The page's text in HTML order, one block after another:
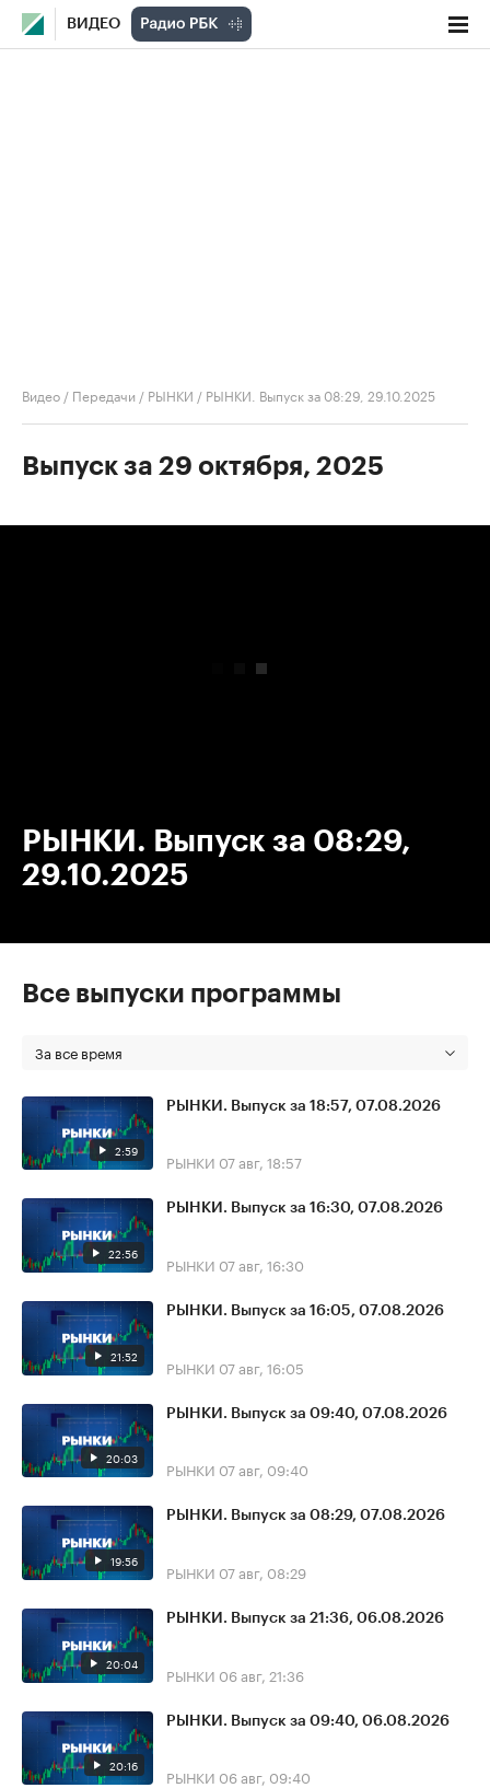
ВИДЕО
Видео / Передачи / РЫНКИ / РЫНКИ. Выпуск за 08:29, 29.10.2025
Выпуск за 29 октября, 2025
РЫНКИ. Выпуск за 08:29,
29.10.2025
Все выпуски программы
За все время
2:59
РЫНКИ. Выпуск за 18:57, 07.08.2026
РЫНКИ 07 авг, 18:57
22:56
РЫНКИ. Выпуск за 16:30, 07.08.2026
РЫНКИ 07 авг, 16:30
21:52
РЫНКИ. Выпуск за 16:05, 07.08.2026
РЫНКИ 07 авг, 16:05
20:03
РЫНКИ. Выпуск за 09:40, 07.08.2026
РЫНКИ 07 авг, 09:40
19:56
РЫНКИ. Выпуск за 08:29, 07.08.2026
РЫНКИ 07 авг, 08:29
20:04
РЫНКИ. Выпуск за 21:36, 06.08.2026
РЫНКИ 06 авг, 21:36
20:16
РЫНКИ. Выпуск за 09:40, 06.08.2026
РЫНКИ 06 авг, 09:40